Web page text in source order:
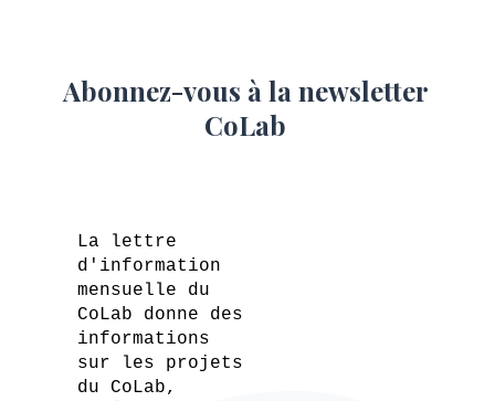
Abonnez-vous à la newsletter
CoLab
La lettre
d'information
mensuelle du
CoLab donne des
informations
sur les projets
du CoLab,